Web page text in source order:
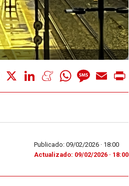
Facebook LinkedInMeneameWhatsAppMessage
Email
Publicado: 09/02/2026 · 18:00
Actualizado: 09/02/2026 · 18:00